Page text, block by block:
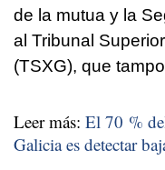
de la mutua y la
al Tribunal
(TSXG), que
Leer más: El 70 %
Galicia es detectar